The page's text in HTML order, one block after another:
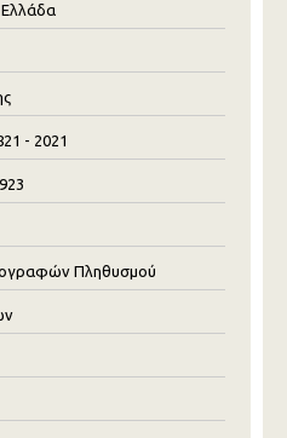
Ελλάδα
- 2021
Πληθυσμού